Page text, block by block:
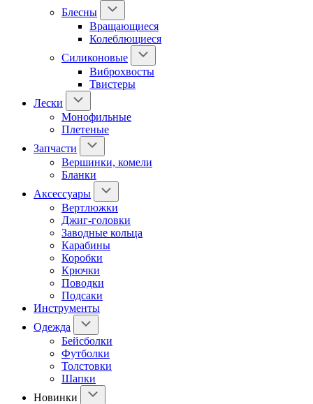
Блесны
Вращающиеся
Колеблющиеся
Силиконовые
Виброхвосты
Твистеры
Лески
Монофильные
Плетеные
Запчасти
Вершинки, комели
Бланки
Аксессуары
Вертлюжки
Джиг-головки
Заводные кольца
Карабины
Коробки
Крючки
Поводки
Подсаки
Инструменты
Одежда
Бейсболки
Футболки
Толстовки
Шапки
Новинки